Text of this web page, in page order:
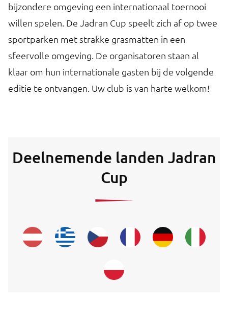
bijzondere omgeving een internationaal toernooi
willen spelen. De Jadran Cup speelt zich af op twee
sportparken met strakke grasmatten in een
sfeervolle omgeving. De organisatoren staan al
klaar om hun internationale gasten bij de volgende
editie te ontvangen. Uw club is van harte welkom!
Deelnemende landen Jadran
Cup